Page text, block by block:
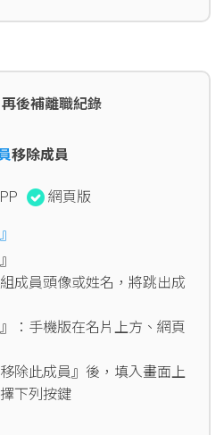
後補離職紀錄
移除成員
網頁版
成員頭像或姓名，將跳出成
：手機版在名片上方、網頁
除此成員』後，填入畫面上
下列按鍵